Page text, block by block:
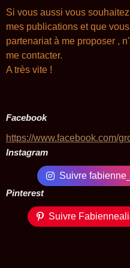
Si vous aussi vous
mes publications et que
partenariat à me proposer ,
me contacter.
A très vite !
Facebook
https://www.facebook.com/
Instagram
Suivre
Pinterest
Suivre